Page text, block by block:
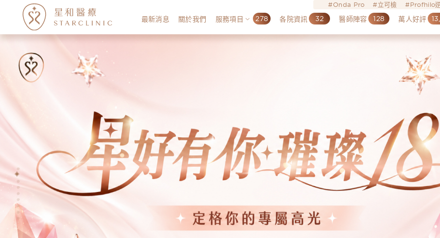
Onda Pro 立可檢 Profhilo
最新消息 關於我們 服務項目 278 各院資訊 32 醫師陣容 128 萬人好評